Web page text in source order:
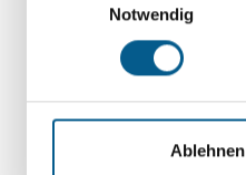
Notwendig
Ablehnen